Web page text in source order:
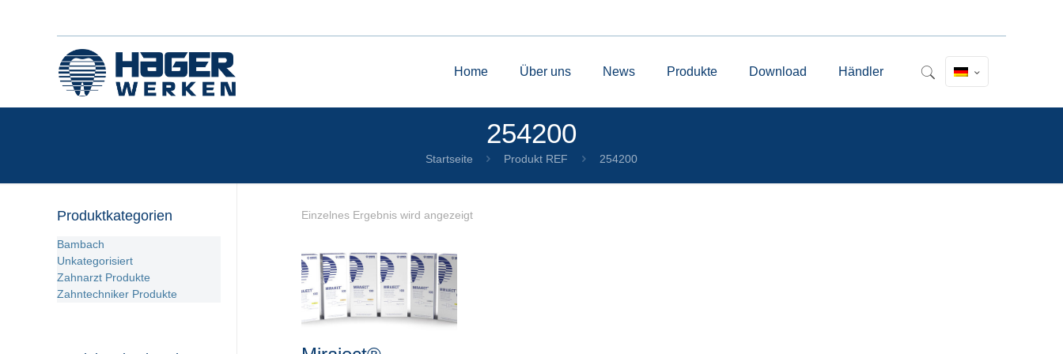
Home Über uns News Produkte Download Händler
254200
Startseite Produkt REF 254200
Einzelnes Ergebnis wird angezeigt
Produktkategorien
Bambach
Unkategorisiert
Zahnarzt Produkte
Zahntechniker Produkte